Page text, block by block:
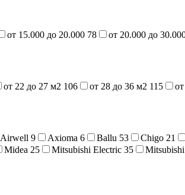
от 15.000 до 20.000 78 от 20.000 до
от 22 до 27 м2 106 от 28 до 36 м2 115
Airwell 9 Axioma 6 Ballu 53 Chigo 21
Midea 25 Mitsubishi Electric 35